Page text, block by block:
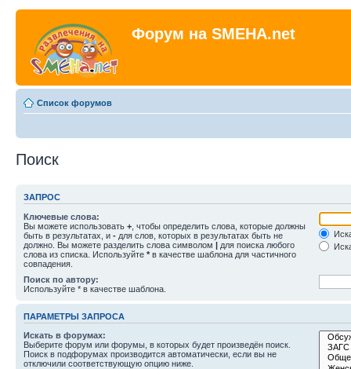
Форум на SMEHA.net
Список форумов
Поиск
ЗАПРОС
Ключевые слова:
Вы можете использовать + , чтобы определить слова, которые должны
быть в результатах, и - для слов, которых в результатах быть не
должно. Вы можете разделить слова символом | для поиска любого
слова из списка. Используйте * в качестве шаблона для частичного
совпадения.
Поиск по автору:
Используйте * в качестве шаблона.
ПАРАМЕТРЫ ЗАПРОСА
Искать в форумах:
Выберите форум или форумы, в которых будет произведён поиск.
Поиск в подфорумах производится автоматически, если вы не
отключили соответствующую опцию ниже.